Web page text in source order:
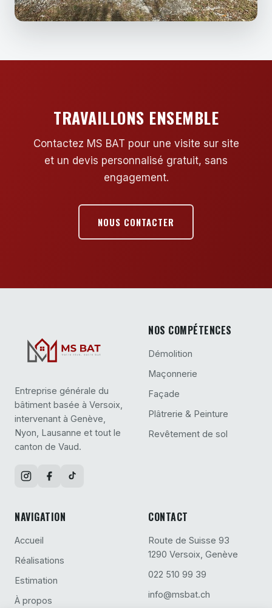
TRAVAILLONS ENSEMBLE
Contactez MS BAT pour une visite sur site
et un devis personnalisé gratuit, sans
engagement.
NOUS CONTACTER
Entreprise générale du
bâtiment basée à Versoix,
intervenant à Genève,
Nyon, Lausanne et tout le
canton de Vaud.
NOS COMPÉTENCES
Démolition
Maçonnerie
Façade
Plâtrerie & Peinture
Revêtement de sol
NAVIGATION
Accueil
Réalisations
Estimation
À propos
CONTACT
Route de Suisse 93
1290 Versoix, Genève
022 510 99 39
info@msbat.ch